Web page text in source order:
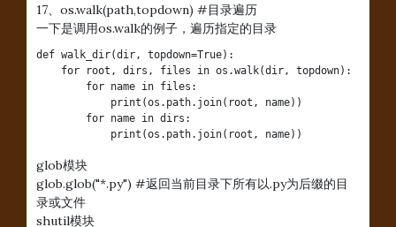
17、os.walk(path,topdown) #目录遍历
一下是调用os.walk的例子，遍历指定的目录
def walk_dir(dir, topdown=True):
    for root, dirs, files in os.walk(dir, topdown):
        for name in files:
            print(os.path.join(root, name))
        for name in dirs:
            print(os.path.join(root, name))
glob模块
glob.glob("*.py") #返回当前目录下所有以.py为后缀的目
录或文件
shutil模块